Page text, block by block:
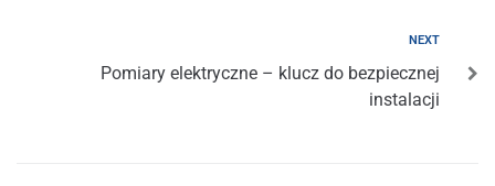
NEXT
Pomiary elektryczne – klucz do bezpiecznej
instalacji